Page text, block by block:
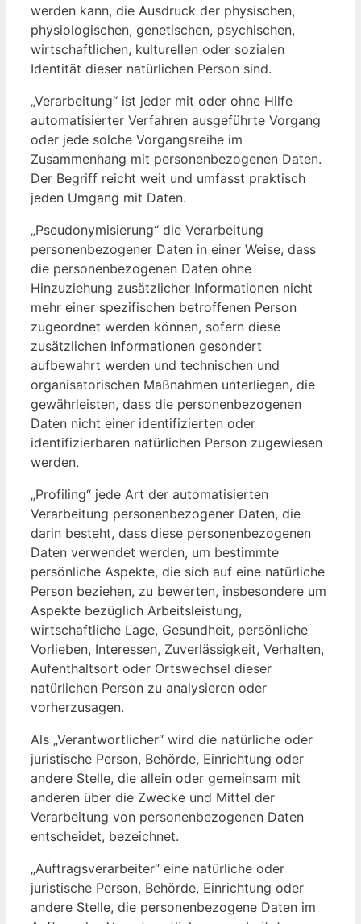
werden kann, die Ausdruck der physischen,
physiologischen, genetischen, psychischen,
wirtschaftlichen, kulturellen oder sozialen
Identität dieser natürlichen Person sind.
„Verarbeitung“ ist jeder mit oder ohne Hilfe
automatisierter Verfahren ausgeführte Vorgang
oder jede solche Vorgangsreihe im
Zusammenhang mit personenbezogenen Daten.
Der Begriff reicht weit und umfasst praktisch
jeden Umgang mit Daten.
„Pseudonymisierung“ die Verarbeitung
personenbezogener Daten in einer Weise, dass
die personenbezogenen Daten ohne
Hinzuziehung zusätzlicher Informationen nicht
mehr einer spezifischen betroffenen Person
zugeordnet werden können, sofern diese
zusätzlichen Informationen gesondert
aufbewahrt werden und technischen und
organisatorischen Maßnahmen unterliegen, die
gewährleisten, dass die personenbezogenen
Daten nicht einer identifizierten oder
identifizierbaren natürlichen Person zugewiesen
werden.
„Profiling“ jede Art der automatisierten
Verarbeitung personenbezogener Daten, die
darin besteht, dass diese personenbezogenen
Daten verwendet werden, um bestimmte
persönliche Aspekte, die sich auf eine natürliche
Person beziehen, zu bewerten, insbesondere um
Aspekte bezüglich Arbeitsleistung,
wirtschaftliche Lage, Gesundheit, persönliche
Vorlieben, Interessen, Zuverlässigkeit, Verhalten,
Aufenthaltsort oder Ortswechsel dieser
natürlichen Person zu analysieren oder
vorherzusagen.
Als „Verantwortlicher“ wird die natürliche oder
juristische Person, Behörde, Einrichtung oder
andere Stelle, die allein oder gemeinsam mit
anderen über die Zwecke und Mittel der
Verarbeitung von personenbezogenen Daten
entscheidet, bezeichnet.
„Auftragsverarbeiter“ eine natürliche oder
juristische Person, Behörde, Einrichtung oder
andere Stelle, die personenbezogene Daten im